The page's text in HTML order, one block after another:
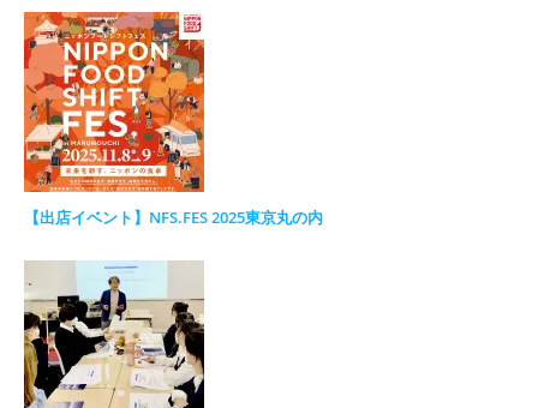
【出店イベント】NFS.FES 2025東京丸の内